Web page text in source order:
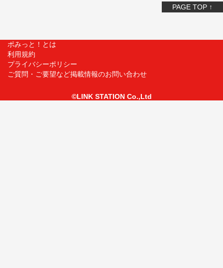
PAGE TOP ↑
ポみっと！とは
利用規約
プライバシーポリシー
ご質問・ご要望など掲載情報のお問い合わせ
©LINK STATION Co.,Ltd